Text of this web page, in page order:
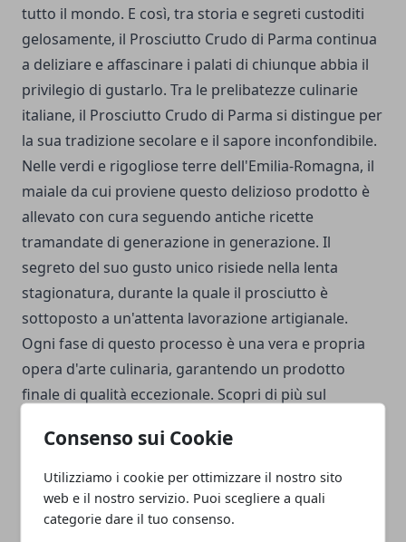
Consenso sui Cookie
Utilizziamo i cookie per ottimizzare il nostro sito
web e il nostro servizio. Puoi scegliere a quali
categorie dare il tuo consenso.
tutto il mondo. E così, tra storia e segreti custoditi
gelosamente, il Prosciutto Crudo di Parma continua
a deliziare e affascinare i palati di chiunque abbia il
privilegio di gustarlo. Tra le prelibatezze culinarie
italiane, il Prosciutto Crudo di Parma si distingue per
la sua tradizione secolare e il sapore inconfondibile.
Nelle verdi e rigogliose terre dell'Emilia-Romagna, il
maiale da cui proviene questo delizioso prodotto è
allevato con cura seguendo antiche ricette
tramandate di generazione in generazione. Il
segreto del suo gusto unico risiede nella lenta
stagionatura, durante la quale il prosciutto è
sottoposto a un'attenta lavorazione artigianale.
Ogni fase di questo processo è una vera e propria
opera d'arte culinaria, garantendo un prodotto
finale di qualità eccezionale. Scopri di più sul
gastronomica italiana visitando il link al sito di
Valterminadove potrai avere ulteriori informazioni.